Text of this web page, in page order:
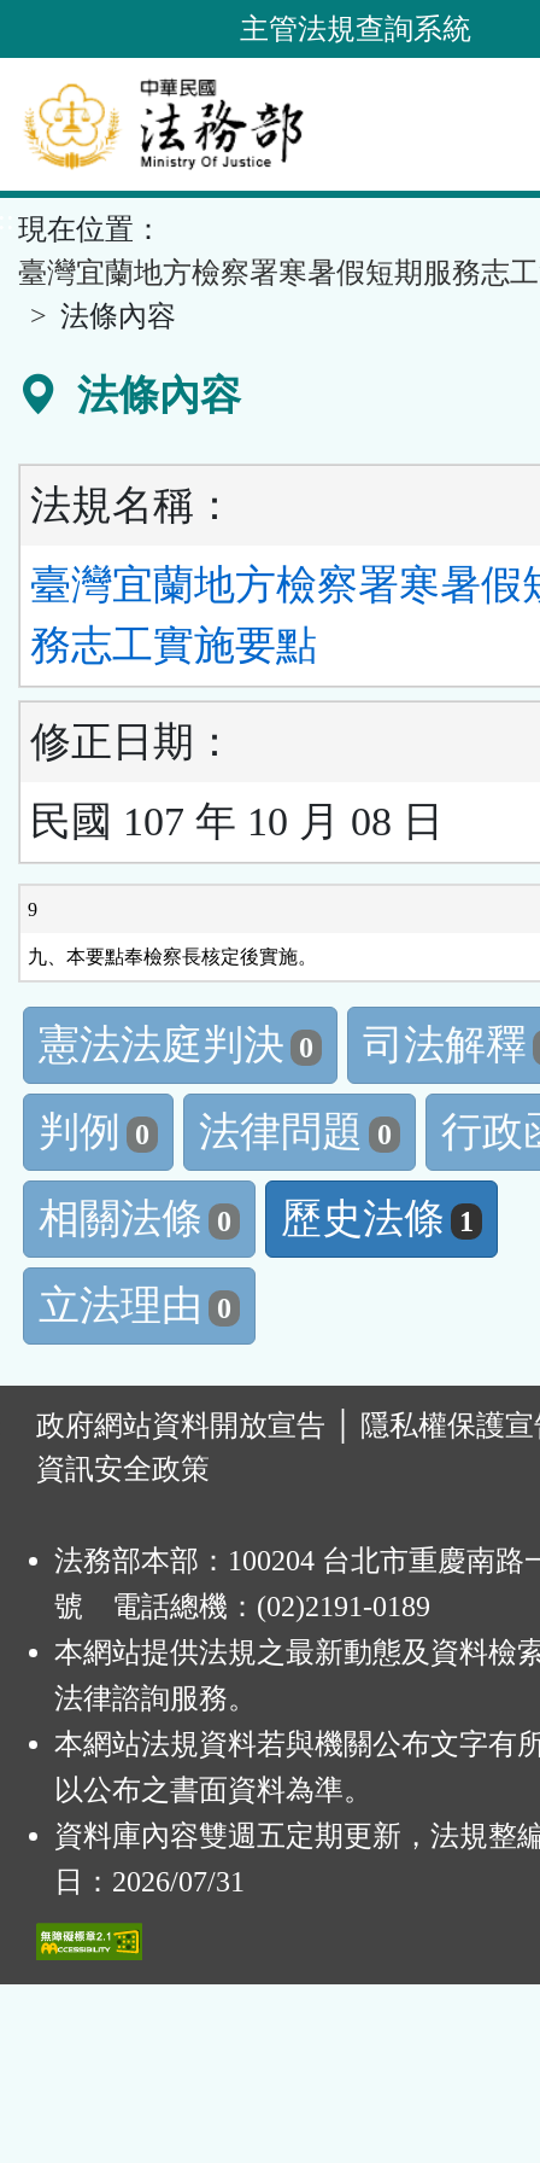
到
要
內
容
區
塊
主管法規查詢系統
現在位置：
臺灣宜蘭地方檢察署寒暑假短期服務志
法條內容
法條內容
法規名稱：
臺灣宜蘭地方檢察署寒暑假
務志工實施要點
修正日期：
民國 107 年 10 月 08 日
9
九、本要點奉檢察長核定後實施。
憲法法庭判決 0
司法解釋
判例
0 法律問題 0
行政
相關法條 0 歷史法條 1
立法理由 0
政府網站資料開放宣告
隱私權保護
資訊安全政策
法務部本部：100204 台北市重慶南路
號 電話總機：(02)2191-0189
本網站提供法規之最新動態及資料檢
法律諮詢服務。
本網站法規資料若與機關公布文字有
以公布之書面資料為準。
資料庫內容雙週五定期更新，法規整
日：2026/07/31